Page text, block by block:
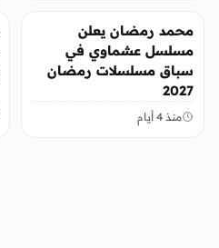
محمد رمضان يعلن
مسلسل عشماوي في
سباق مسلسلات رمضان
2027
منذ 4 أيام